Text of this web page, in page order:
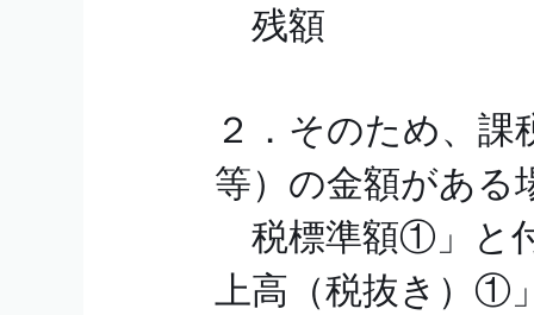
残額
２．そのため、
等）の金額がある
税標準額①」と
上高（税抜き）①